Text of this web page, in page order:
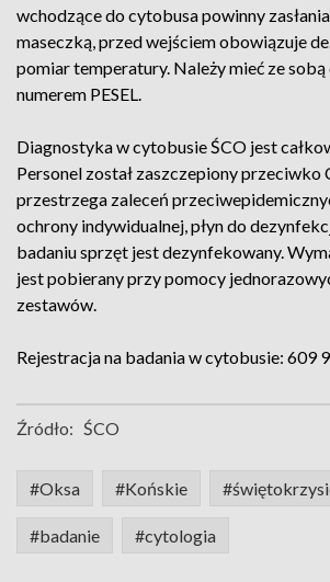
wchodzące do cytobusa powinny
maseczką, przed wejściem obowiązuje
pomiar temperatury. Należy mieć ze
numerem PESEL.
Diagnostyka w cytobusie ŚCO jest
Personel został zaszczepiony przeciwko
przestrzega zaleceń
ochrony indywidualnej, płyn do
badaniu sprzęt jest dezynfekowany.
jest pobierany przy pomocy
zestawów.
Rejestracja na badania w cytobusie: 609
Źródło: ŚCO
#Oksa #Końskie
#badanie #cytologia